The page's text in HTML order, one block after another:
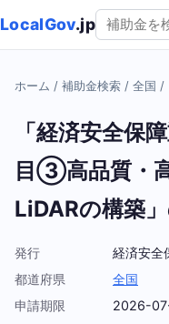
LocalGov.jp
ホーム / 補助金検索 / 全国 /
「経済安全保
目③高品質・
LiDARの構築
発行
経済安全
都道府県
全国
申請期限
2026-